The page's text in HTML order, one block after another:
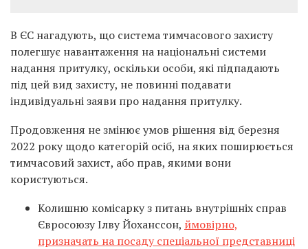
В ЄС нагадують, що система тимчасового захисту
полегшує навантаження на національні системи
надання притулку, оскільки особи, які підпадають
під цей вид захисту, не повинні подавати
індивідуальні заяви про надання притулку.
Продовження не змінює умов рішення від березня
2022 року щодо категорій осіб, на яких поширюється
тимчасовий захист, або прав, якими вони
користуються.
Колишню комісарку з питань внутрішніх справ
Євросоюзу Ілву Йоханссон, ймовірно,
призначать на посаду спеціальної представниці